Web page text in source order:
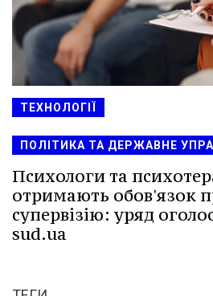
ТЕХНОЛОГІЇ
ПОЛІТИКА ТА ДЕРЖАВНЕ
Психологи та
отримають обов'язок
супервізію: уряд
sud.ua